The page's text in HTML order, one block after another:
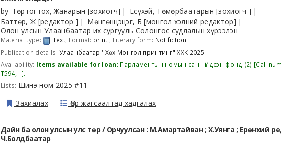
by Төртогтох, Жанарын [зохиогч] Есүхэй, Төмөрбаатарын [зохиогч ]
Баттөр, Ж [редактор ] Мөнгөнцэцэг, Б [монгол хэлний редактор]
Олон улсын Улаанбаатар их сургууль Солонгос судлалын хүрээлэн
Material type: Text; Format: print ; Literary form: Not fiction
Publication details:Улаанбаатар ''Хөх Монгол принтинг" ХХК 2025
Availability: Items available for loan: Парламентын номын сан - Үндсэн фонд (2) Call
Т594, .. .
Lists: Шинэ ном 2025 #11 .
Захиалах Өөр жагсаалтад хадгалах
Дайн ба олон улсын улс төр / Орчуулсан : М.Амартайван ; Х.Уянга ; Ерөнхий
Ч.Болдбаатар